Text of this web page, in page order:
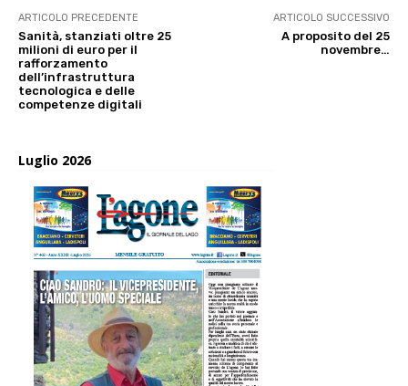
ARTICOLO PRECEDENTE
Sanità, stanziati oltre 25
milioni di euro per il
rafforzamento
dell’infrastruttura
tecnologica e delle
competenze digitali
ARTICOLO SUCCESSIVO
A proposito del 25
novembre…
Luglio 2026